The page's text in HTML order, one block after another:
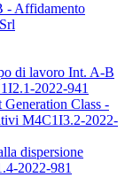
- Affidamento
di lavoro Int. A-B
2022-941
Class -
M4C1I3.2-2022-
dispersione
2022-981